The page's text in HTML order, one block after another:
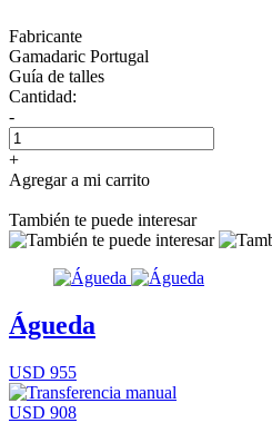
Fabricante
Gamadaric Portugal
Guía de talles
Cantidad:
-
+
Agregar a mi carrito
También te puede interesar
Águeda
USD 955
USD 908